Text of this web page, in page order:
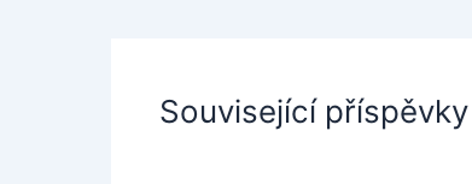
Související příspěvky